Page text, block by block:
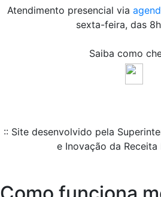
Atendimento presencial via
sexta-feira, das
Saiba como
:: Site desenvolvido pela
e Inovação da Receita